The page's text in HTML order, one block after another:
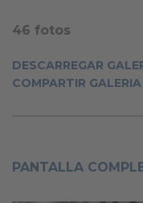
46 fotos
DESCARREGAR
COMPARTIR GALERIA
PANTALLA